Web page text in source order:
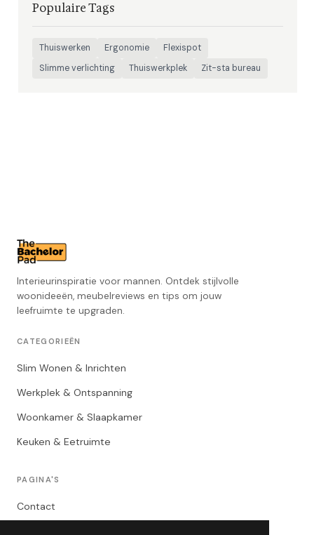
Populaire Tags
Thuiswerken Ergonomie
Flexispot
Slimme verlichting
Thuiswerkplek Zit-sta bureau
Interieurinspiratie voor mannen. Ontdek stijlvolle
woonideeën, meubelreviews en tips om jouw
leefruimte te upgraden.
CATEGORIEËN
Slim Wonen & Inrichten
Werkplek & Ontspanning
Woonkamer & Slaapkamer
Keuken & Eetruimte
PAGINA'S
Contact